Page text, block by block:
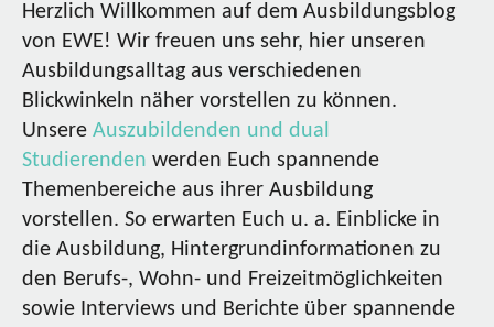
Herzlich Willkommen auf dem Ausbildungsblog
von EWE! Wir freuen uns sehr, hier unseren
Ausbildungsalltag aus verschiedenen
Blickwinkeln näher vorstellen zu können.
Unsere Auszubildenden und dual
Studierenden werden Euch spannende
Themenbereiche aus ihrer Ausbildung
vorstellen. So erwarten Euch u. a. Einblicke in
die Ausbildung, Hintergrundinformationen zu
den Berufs-, Wohn- und Freizeitmöglichkeiten
sowie Interviews und Berichte über spannende